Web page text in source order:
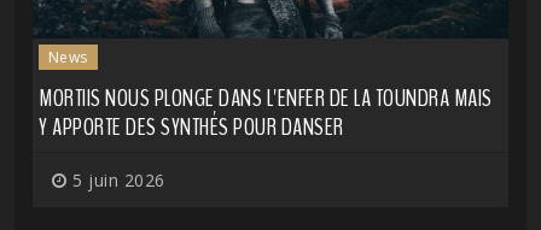
News
MORTIIS NOUS PLONGE DANS L'ENFER DE LA TOUNDRA MAIS
Y APPORTE DES SYNTHÉS POUR DANSER
5 juin 2026